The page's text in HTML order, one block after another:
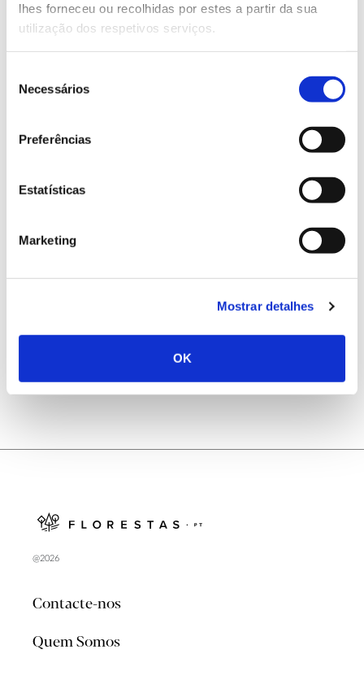
lhes forneceu ou recolhidas por estes a partir da sua
utilização dos respetivos serviços.
Necessários
Preferências
Estatísticas
Marketing
Mostrar detalhes
OK
Genoma do priolo e de outras espécies em risco:
Registar galhas de Trichi em acácia-das-espigas:
cidadãos chamados a ajudar
Natureza e florestas procuram jovens voluntários
@2026
Contacte-nos
Quem Somos